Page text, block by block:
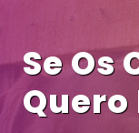
Se Os